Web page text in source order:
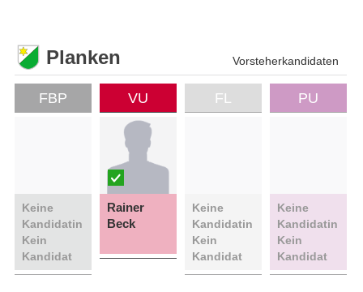
Planken Vorsteherkandidaten
FBP
Keine
Kandidatin
Kein
Kandidat
VU
Rainer
Beck
FL
Keine
Kandidatin
Kein
Kandidat
PU
Keine
Kandidatin
Kein
Kandidat